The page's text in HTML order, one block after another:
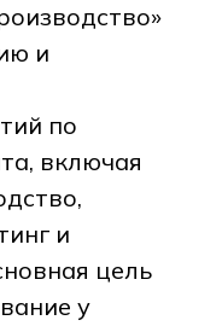
и
по
включая
и
цель
у